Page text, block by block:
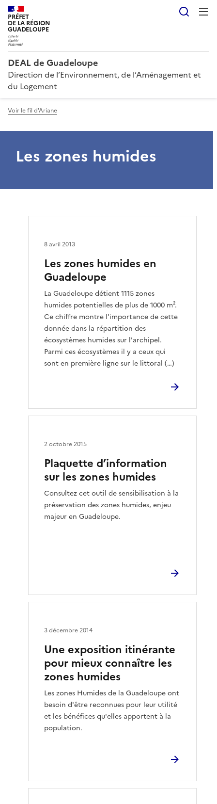
PRÉFET
DE LA RÉGION
GUADELOUPE
DEAL de Guadeloupe
Direction de l’Environnement, de l’Aménagement et
du Logement
Voir le fil d'Ariane
Les zones humides
Les zones humides en
Guadeloupe
La Guadeloupe détient 1115 zones
humides potentielles de plus de 1000 m².
Ce chiffre montre l'importance de cette
donnée dans la répartition des
écosystèmes humides sur l'archipel.
Parmi ces écosystèmes il y a ceux qui
sont en première ligne sur le littoral (…)
8 avril 2013
Plaquette d’information
sur les zones humides
Consultez cet outil de sensibilisation à la
préservation des zones humides, enjeu
majeur en Guadeloupe.
2 octobre 2015
Une exposition itinérante
pour mieux connaître les
zones humides
Les zones Humides de la Guadeloupe ont
besoin d'être reconnues pour leur utilité
et les bénéfices qu'elles apportent à la
population.
3 décembre 2014